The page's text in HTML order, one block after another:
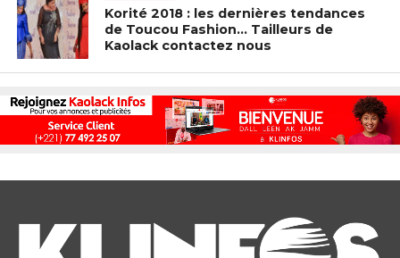
Korité 2018 : les dernières tendances
de Toucou Fashion… Tailleurs de
Kaolack contactez nous